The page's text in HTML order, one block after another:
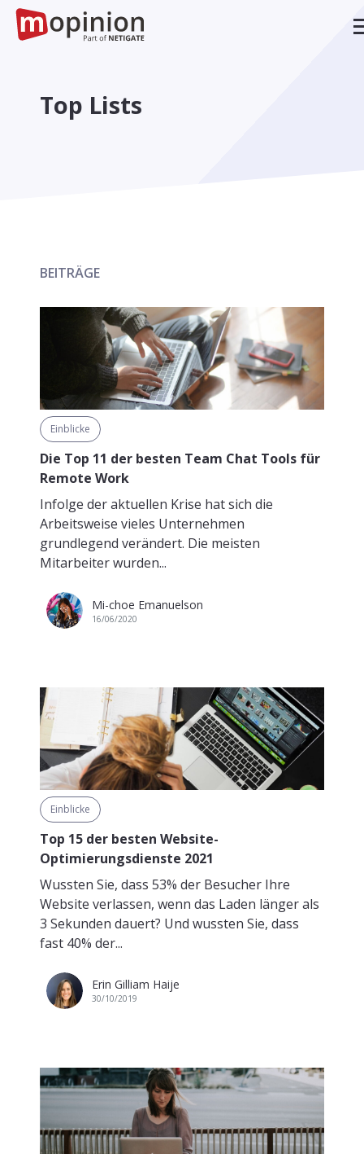
Top Lists
BEITRÄGE
Einblicke
Die Top 11 der besten Team Chat Tools für
Remote Work
Infolge der aktuellen Krise hat sich die
Arbeitsweise vieles Unternehmen
grundlegend verändert. Die meisten
Mitarbeiter wurden...
Mi-choe Emanuelson
16/06/2020
Einblicke
Top 15 der besten Website-
Optimierungsdienste 2021
Wussten Sie, dass 53% der Besucher Ihre
Website verlassen, wenn das Laden länger als
3 Sekunden dauert? Und wussten Sie, dass
fast 40% der...
Erin Gilliam Haije
30/10/2019